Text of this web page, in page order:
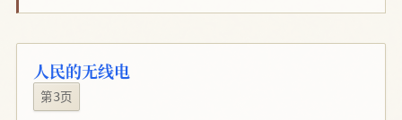
人民的无线电
第3页